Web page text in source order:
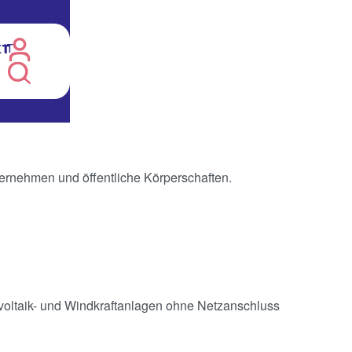
IT
und öffentliche Körperschaften.
und Windkraftanlagen ohne Netzanschluss